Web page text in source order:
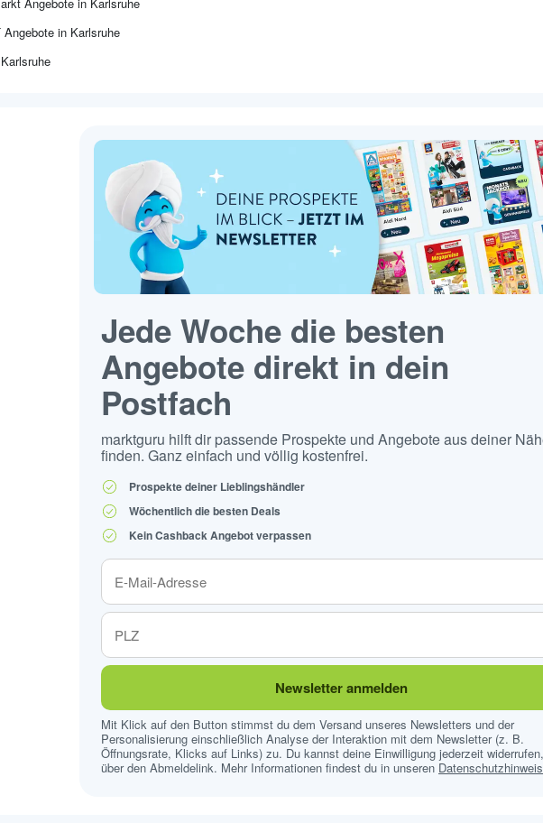
in Karlsruhe
Jede Woche die besten
Angebote direkt in dein
Postfach
marktguru hilft dir passende Prospekte und Angebote aus deiner
finden. Ganz einfach und völlig kostenfrei.
Prospekte deiner Lieblingshändler
Wöchentlich die besten Deals
Kein Cashback Angebot verpassen
Newsletter anmelden
Mit Klick auf den Button stimmst du dem Versand unseres Newsletters und der
Personalisierung einschließlich Analyse der Interaktion mit dem Newsletter (z. B.
Öffnungsrate, Klicks auf Links) zu. Du kannst deine Einwilligung jederzeit
über den Abmeldelink. Mehr Informationen findest du in unseren